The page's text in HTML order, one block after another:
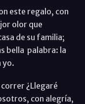
este regalo, con
olor que
de su familia;
bella palabra: la
yo.
¿Llegaré
con alegría,